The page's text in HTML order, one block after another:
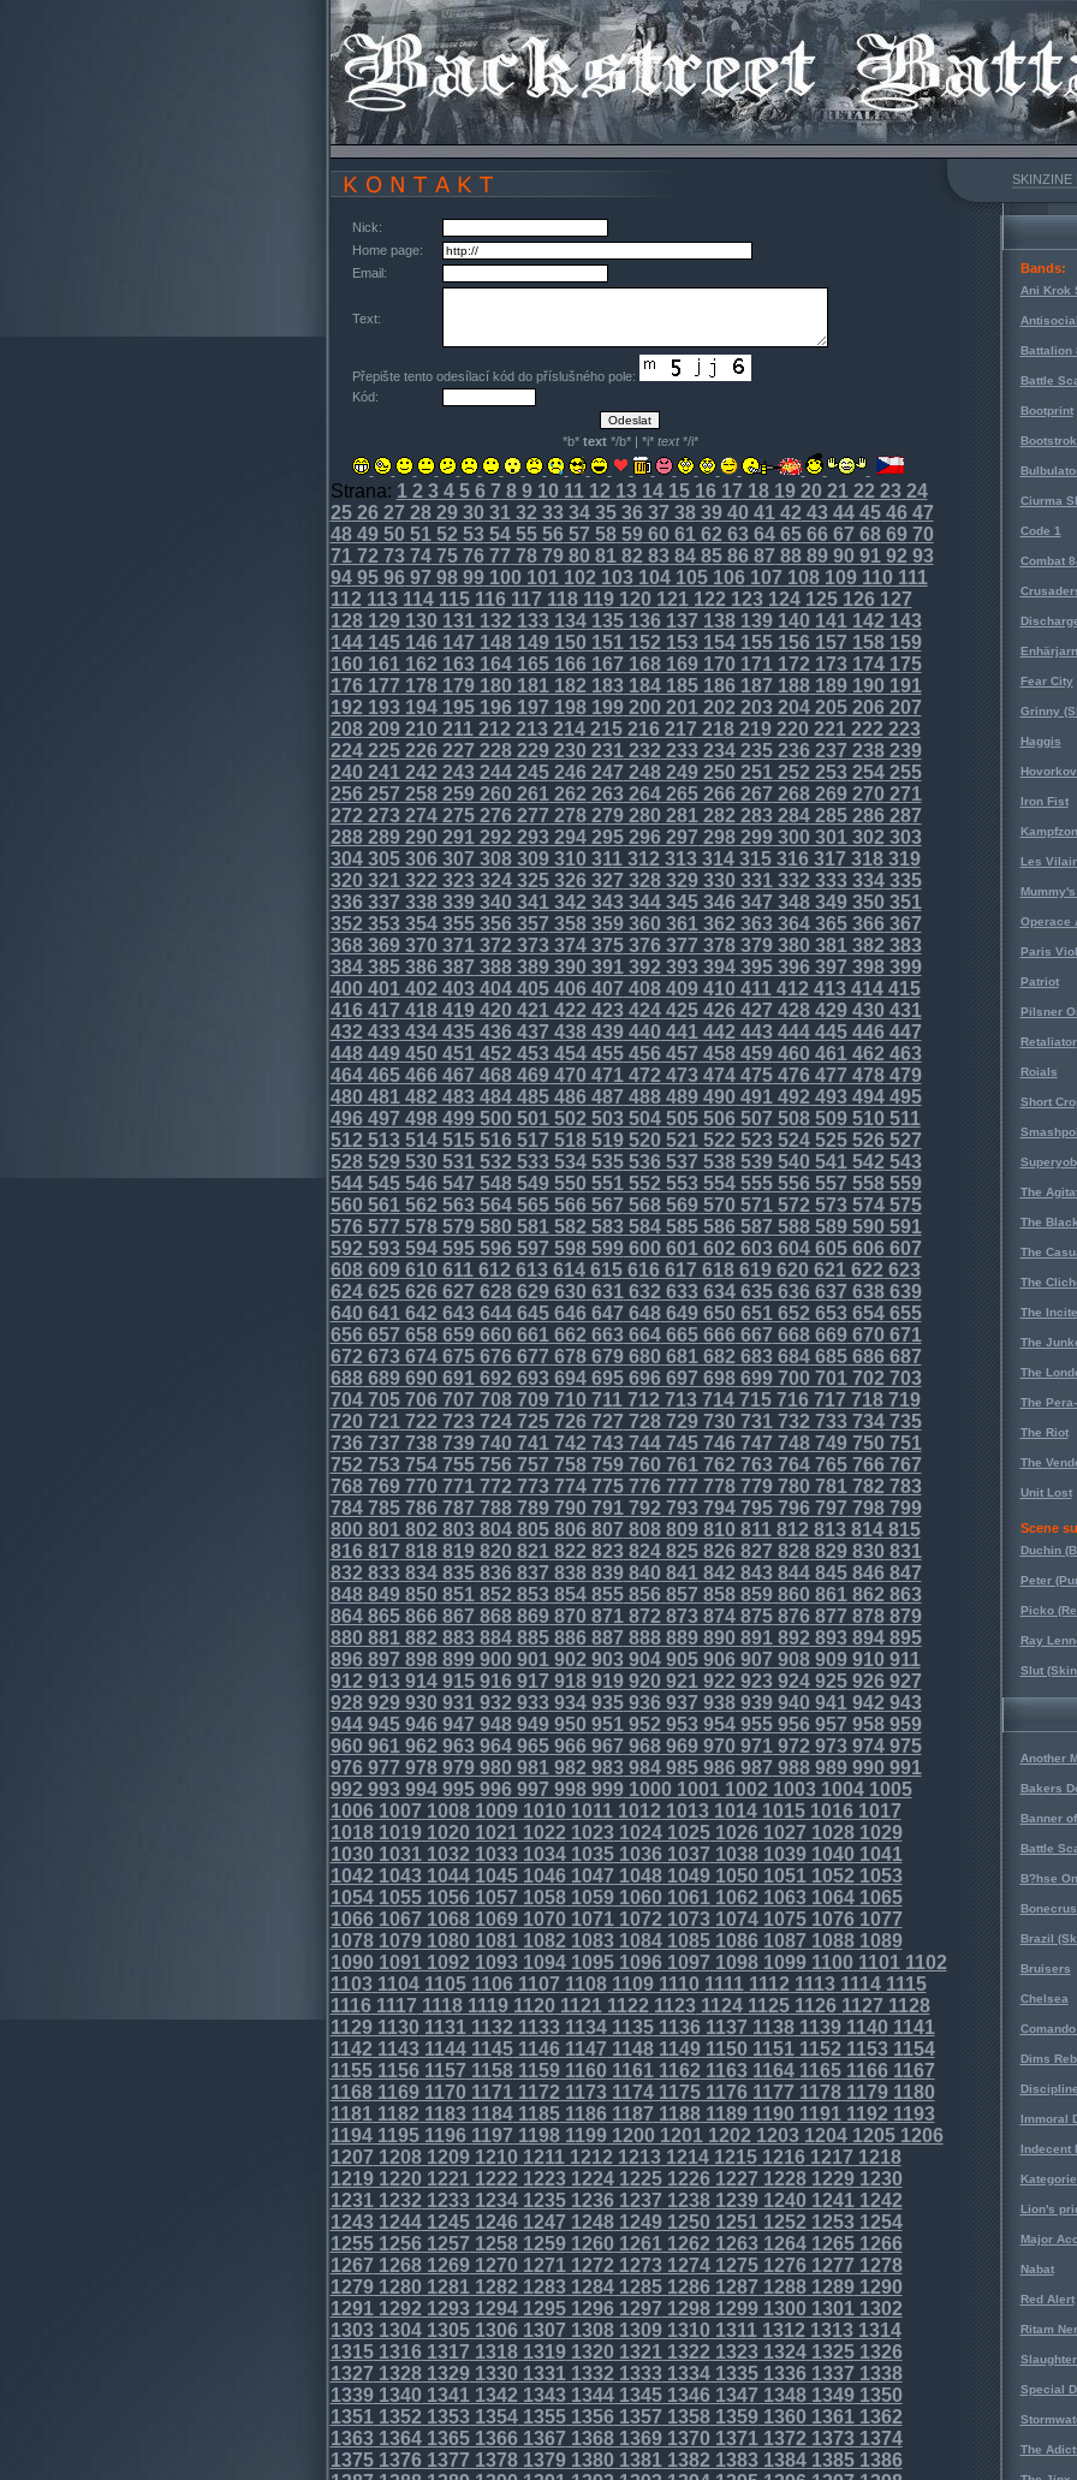
SKINZINE
Nick:
Home page:
Email:
Text:
Přepište tento odesílací kód do příslušného pole:
Kód:
*b* text*/b* | *i* text*/i*
Strana: 12 34567 89101112 1314151617 1819202122 2324
252627 2829303132 3334353637 3839404142 4344454647
4849505152 5354555657 5859606162 6364656667 686970
7172 7374757677 7879808182 8384858687 8889909192 93
94959697 9899100101102 103104105106107 108109110111
112 113114115116117 118119120121122 123124125126127
128129130131132 133134135136137 138139140141142 143
144145146147 148149150151152 153154155156157 158159
160161162 163164165166167 168169170171172 173174175
176177 178179180181182 183184185186187 188189190191
192 193194195196197 198199200201202 203204205206207
208209210211212 213214215216217 218219220221222 223
224225226227 228229230231232 233234235236237 238239
240241242 243244245246247 248249250251252 253254255
256257 258259260261262 263264265266267 268269270271
272 273274275276277 278279280281282 283284285286287
288289290291292 293294295296297 298299300301302 303
304305306307 308309310311312 313314315316317 318319
320321322 323324325326327 328329330331332 333334335
336337 338339340341342 343344345346347 348349350351
352 353354355356357 358359360361362 363364365366367
368369370371372 373374375376377 378379380381382 383
384385386387 388389390391392 393394395396397 398399
400401402 403404405406407 408409410411412 413414415
416417 418419420421422 423424425426427 428429430431
432 433434435436437 438439440441442 443444445446447
448449450451452 453454455456457 458459460461462 463
464465466467 468469470471472 473474475476477 478479
480481482 483484485486487 488489490491492 493494495
496497 498499500501502 503504505506507 508509510511
512 513514515516517 518519520521522 523524525526527
528529530531532 533534535536537 538539540541542 543
544545546547 548549550551552 553554555556557 558559
560561562 563564565566567 568569570571572 573574575
576577 578579580581582 583584585586587 588589590591
592 593594595596597 598599600601602 603604605606607
608609610611612 613614615616617 618619620621622 623
624625626627 628629630631632 633634635636637 638639
640641642 643644645646647 648649650651652 653654655
656657 658659660661662 663664665666667 668669670671
672 673674675676677 678679680681682 683684685686687
688689690691692 693694695696697 698699700701702 703
704705706707 708709710711712 713714715716717 718719
720721722 723724725726727 728729730731732 733734735
736737 738739740741742 743744745746747 748749750751
752 753754755756757 758759760761762 763764765766767
768769770771772 773774775776777 778779780781782 783
784785786787 788789790791792 793794795796797 798799
800801802 803804805806807 808809810811812 813814815
816817 818819820821822 823824825826827 828829830831
832 833834835836837 838839840841842 843844845846847
848849850851852 853854855856857 858859860861862 863
864865866867 868869870871872 873874875876877 878879
880881882 883884885886887 888889890891892 893894895
896897 898899900901902 903904905906907 908909910911
912 913914915916917 918919920921922 923924925926927
928929930931932 933934935936937 938939940941942 943
944945946947 948949950951952 953954955956957 958959
960961962 963964965966967 968969970971972 973974975
976977 978979980981982 983984985986987 988989990991
992 993994995996997 998999100010011002 100310041005
10061007 10081009101010111012 10131014101510161017
10181019102010211022 10231024102510261027 10281029
103010311032 10331034103510361037 1038103910401041
1042 10431044104510461047 10481049105010511052 1053
1054105510561057 10581059106010611062 106310641065
10661067 10681069107010711072 10731074107510761077
10781079108010811082 10831084108510861087 10881089
109010911092 10931094109510961097 10981099110011011102
11031104110511061107 11081109111011111112 111311141115
11161117 11181119112011211122 11231124112511261127 1128
1129113011311132 11331134113511361137 1138113911401141
1142 11431144114511461147 11481149115011511152 11531154
115511561157 11581159116011611162 11631164116511661167
11681169117011711172 11731174117511761177 117811791180
11811182 11831184118511861187 11881189119011911192 1193
1194119511961197 11981199120012011202 1203120412051206
1207 12081209121012111212 12131214121512161217 1218
1219122012211222 12231224122512261227 122812291230
12311232 12331234123512361237 12381239124012411242
12431244124512461247 12481249125012511252 12531254
125512561257 12581259126012611262 1263126412651266
1267 12681269127012711272 12731274127512761277 1278
1279128012811282 12831284128512861287 128812891290
12911292 12931294129512961297 12981299130013011302
13031304130513061307 13081309131013111312 13131314
131513161317 13181319132013211322 1323132413251326
1327 13281329133013311332 13331334133513361337 1338
1339134013411342 13431344134513461347 134813491350
13511352 13531354135513561357 13581359136013611362
13631364136513661367 13681369137013711372 13731374
137513761377 13781379138013811382 1383138413851386
Bands:
Ani Krok
Battalion
Battle
Bootprint
Ciurma
Code 1
Combat
Fear City
Grinny
Haggis
Iron Fist
Les
Operace
Paris
Patriot
Pilsner
Retaliator
Roials
Short
Superyob
The
The
The
The
The
The
The
The
The Riot
The
Unit Lost
Scene
Duchin
Peter
Picko
Ray
Slut
Another
Bakers
Banner
Battle
B?hse
Brazil
Bruisers
Chelsea
Dims
Immoral
Indecent
Lion's
Major
Nabat
Red Alert
Ritam
Special
The